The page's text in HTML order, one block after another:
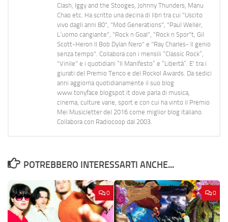
Clash, Iggy and the Stooges, Johnny Thunders, Manu
Chao etc. Ha scritto una decina di libri tra cui "Uscito
vivo dagli anni 80", "Mod Generations", "Paul Weller,
L’uomo cangiante", "Rock n Goal", "Rock n Spor"t, Gil
Scott-Heron Il Bob Dylan Nero" e "Ray Charles- Il genio
senza tempo". Collabora con i mensili “Classic Rock”,
"Vinile" e i quotidiani “Il Manifesto” e “Libertà”. E' tra i
giurati del Premio Tenco e del Rockol Awards. Da sedici
anni aggiorna quotidianamente il suo blog
www.tonyface.blogspot.it dove parla di musica,
cinema, culture varie, sport e con cui ha vinto il Premio
Mei Musicletter del 2016 come miglior blog italiano.
Collabora con Radiocoop dal 2003.
POTREBBERO INTERESSARTI ANCHE...
0 0